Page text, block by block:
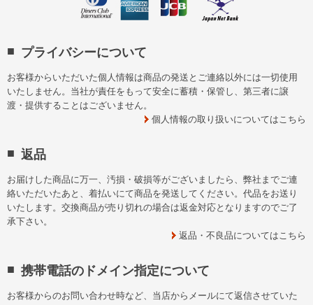
プライバシーについて
お客様からいただいた個人情報は商品の発送とご連絡以外には一切使用
いたしません。当社が責任をもって安全に蓄積・保管し、第三者に譲
渡・提供することはございません。
個人情報の取り扱いについてはこちら
返品
お届けした商品に万一、汚損・破損等がございましたら、弊社までご連
絡いただいたあと、着払いにて商品を発送してください。代品をお送り
いたします。交換商品が売り切れの場合は返金対応となりますのでご了
承下さい。
返品・不良品についてはこちら
携帯電話のドメイン指定について
お客様からのお問い合わせ時など、当店からメールにて返信させていた